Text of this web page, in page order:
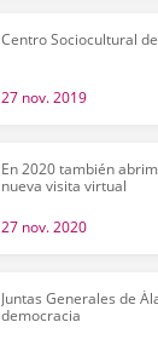
Centro Sociocultural
27 nov. 2019
En 2020 también
nueva visita virtual
27 nov. 2020
Juntas Generales de
democracia